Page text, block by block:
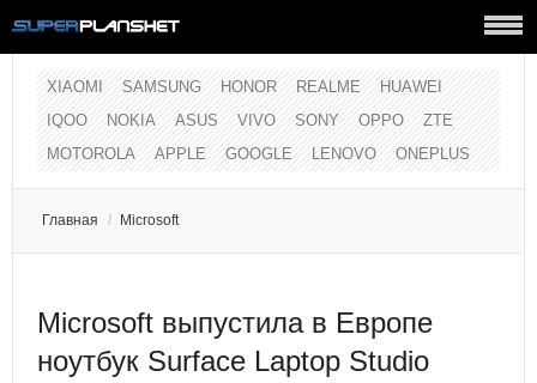
XIAOMI SAMSUNG HONOR REALME
HUAWEI
IQOO
NOKIA ASUS VIVO SONY OPPO
ZTE
MOTOROLA
APPLE GOOGLE LENOVO ONEPLUS
Главная / Microsoft
Microsoft выпустила в Европе
ноутбук Surface Laptop Studio